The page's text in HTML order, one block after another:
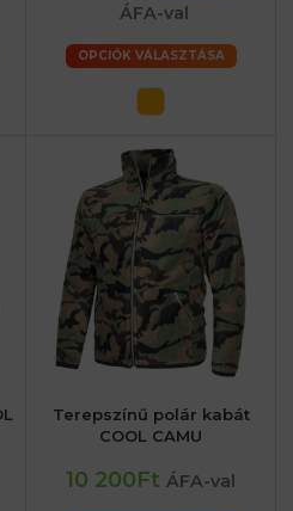
ÁFA-val
OPCIÓK VÁLASZTÁSA
Terepszínű polár kabát
COOL CAMU
10 200Ft ÁFA-val